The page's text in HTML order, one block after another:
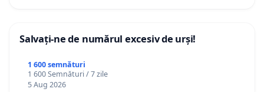
Salvați-ne de numărul excesiv de urși!
1 600 semnături
1 600 Semnături / 7 zile
5 Aug 2026